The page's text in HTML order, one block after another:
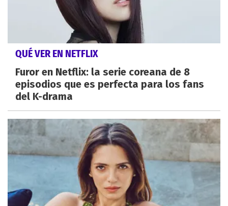
QUÉ VER EN NETFLIX
Furor en Netflix: la serie coreana de 8
episodios que es perfecta para los fans
del K-drama